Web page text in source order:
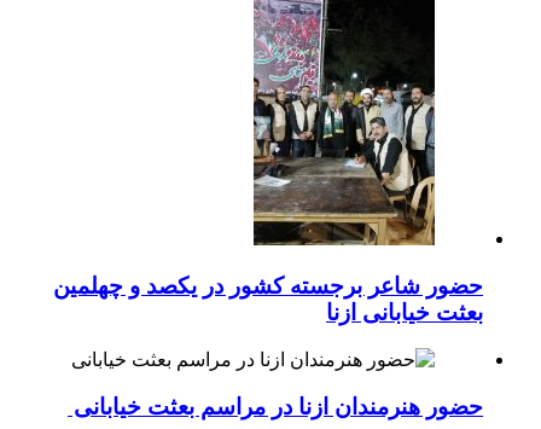
حضور شاعر برجسته کشور در یکصد و چهلمین
بعثت خیابانی ازنا
حضور هنرمندان ازنا در مراسم بعثت خیابانی